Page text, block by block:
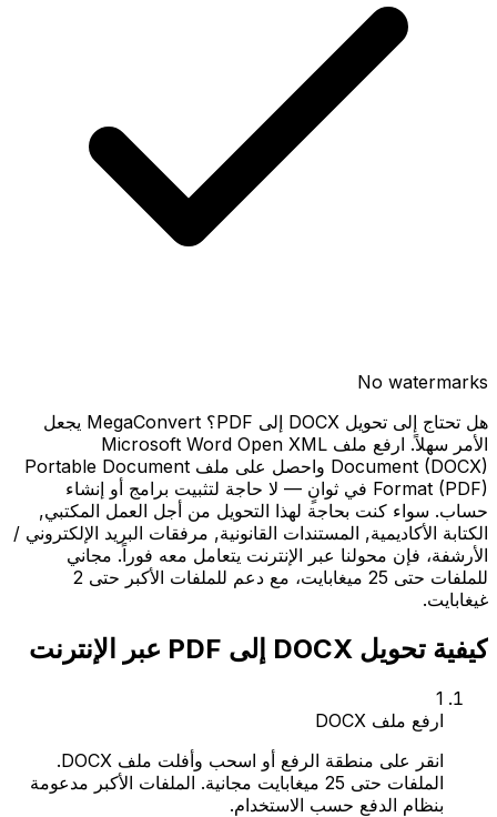
No watermarks
هل تحتاج إلى تحويل DOCX إلى PDF؟ MegaConvert يجعل
الأمر سهلاً. ارفع ملف Microsoft Word Open XML
Document (DOCX) واحصل على ملف Portable Document
Format (PDF) في ثوانٍ — لا حاجة لتثبيت برامج أو إنشاء
حساب. سواء كنت بحاجة لهذا التحويل من أجل العمل المكتبي,
الكتابة الأكاديمية, المستندات القانونية, مرفقات البريد الإلكتروني /
الأرشفة، فإن محولنا عبر الإنترنت يتعامل معه فوراً. مجاني
للملفات حتى 25 ميغابايت، مع دعم للملفات الأكبر حتى 2
غيغابايت.
كيفية تحويل DOCX إلى PDF عبر الإنترنت
1
ارفع ملف DOCX
انقر على منطقة الرفع أو اسحب وأفلت ملف DOCX.
الملفات حتى 25 ميغابايت مجانية. الملفات الأكبر مدعومة
بنظام الدفع حسب الاستخدام.